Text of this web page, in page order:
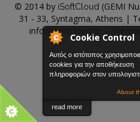
Cookie Control
Αυτός ο ιστότοπος
cookies για την αποθήκευση
πληροφοριών στον
About
read more
© 2014 by iSoftCloud(GEMI
31 - 33, Syntagma, Athens |
info@isoftcloud.gr|